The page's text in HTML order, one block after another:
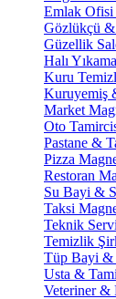
Emlak Ofisi
Gözlükçü
Güzellik
Halı
Kuru
Kuruyemiş
Market
Oto
Pastane &
Pizza
Restoran
Su Bayi &
Taksi
Teknik
Temizlik
Tüp Bayi &
Usta &
Veteriner &